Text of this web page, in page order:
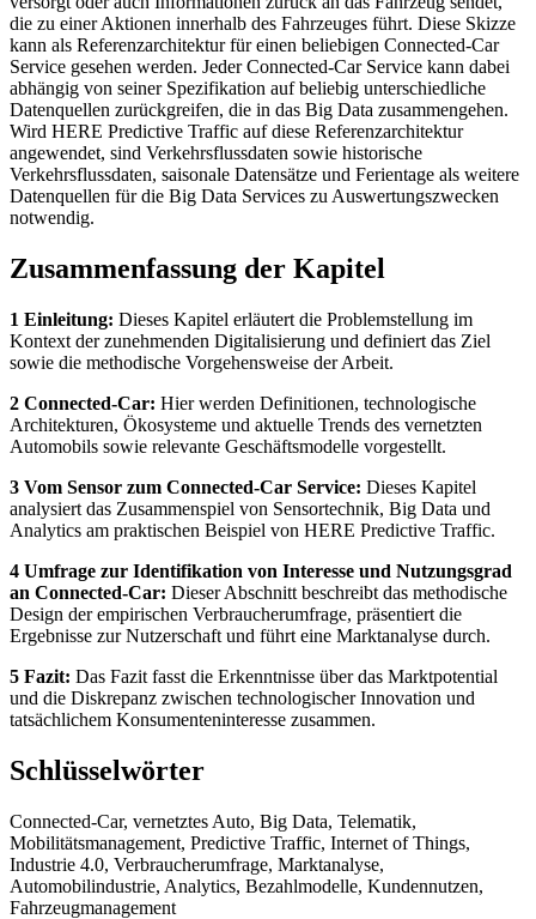
die zu einer Aktionen innerhalb des Fahrzeuges führt. Diese Skizze
kann als Referenzarchitektur für einen beliebigen Connected-Car
Service gesehen werden. Jeder Connected-Car Service kann dabei
abhängig von seiner Spezifikation auf beliebig unterschiedliche
Datenquellen zurückgreifen, die in das Big Data zusammengehen.
Wird HERE Predictive Traffic auf diese Referenzarchitektur
angewendet, sind Verkehrsflussdaten sowie historische
Verkehrsflussdaten, saisonale Datensätze und Ferientage als weitere
Datenquellen für die Big Data Services zu Auswertungszwecken
notwendig.
Zusammenfassung der Kapitel
1 Einleitung: Dieses Kapitel erläutert die Problemstellung im
Kontext der zunehmenden Digitalisierung und definiert das Ziel
sowie die methodische Vorgehensweise der Arbeit.
2 Connected-Car: Hier werden Definitionen, technologische
Architekturen, Ökosysteme und aktuelle Trends des vernetzten
Automobils sowie relevante Geschäftsmodelle vorgestellt.
3 Vom Sensor zum Connected-Car Service: Dieses Kapitel
analysiert das Zusammenspiel von Sensortechnik, Big Data und
Analytics am praktischen Beispiel von HERE Predictive Traffic.
4 Umfrage zur Identifikation von Interesse und Nutzungsgrad
an Connected-Car: Dieser Abschnitt beschreibt das methodische
Design der empirischen Verbraucherumfrage, präsentiert die
Ergebnisse zur Nutzerschaft und führt eine Marktanalyse durch.
5 Fazit: Das Fazit fasst die Erkenntnisse über das Marktpotential
und die Diskrepanz zwischen technologischer Innovation und
tatsächlichem Konsumenteninteresse zusammen.
Schlüsselwörter
Connected-Car, vernetztes Auto, Big Data, Telematik,
Mobilitätsmanagement, Predictive Traffic, Internet of Things,
Industrie 4.0, Verbraucherumfrage, Marktanalyse,
Automobilindustrie, Analytics, Bezahlmodelle, Kundennutzen,
Fahrzeugmanagement